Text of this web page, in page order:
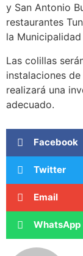
y San Antonio
restaurantes
la Municipalidad
Las colillas
instalaciones
realizará una
adecuado.
Facebook
Twitter
Email
WhatsApp